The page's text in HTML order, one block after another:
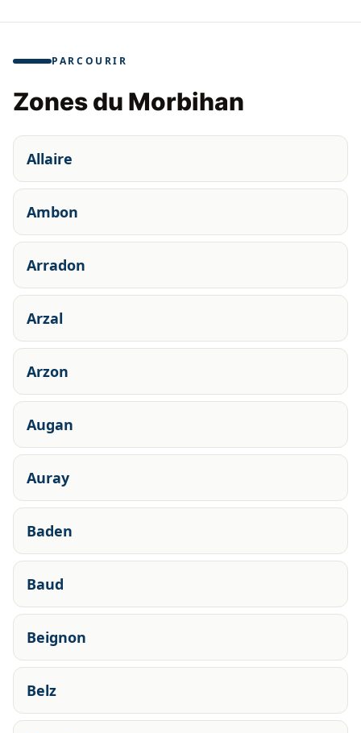
PARCOURIR
Zones du Morbihan
Allaire
Ambon
Arradon
Arzal
Arzon
Augan
Auray
Baden
Baud
Beignon
Belz